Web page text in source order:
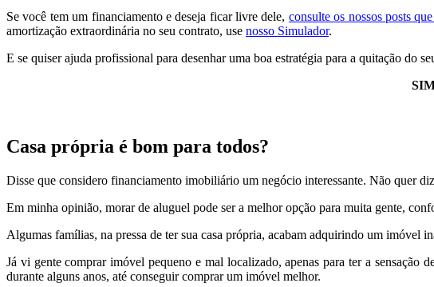
Se você tem um financiamento e deseja ficar livre dele, consulte os nossos posts
amortização extraordinária no seu contrato, use nosso Simulador.
E se quiser ajuda profissional para desenhar uma boa estratégia para a quitação do
Casa própria é bom para todos?
Disse que considero financiamento imobiliário um negócio interessante. Não quer
Em minha opinião, morar de aluguel pode ser a melhor opção para muita gente,
Algumas famílias, na pressa de ter sua casa própria, acabam adquirindo um imóvel
Já vi gente comprar imóvel pequeno e mal localizado, apenas para ter a
durante alguns anos, até conseguir comprar um imóvel melhor.